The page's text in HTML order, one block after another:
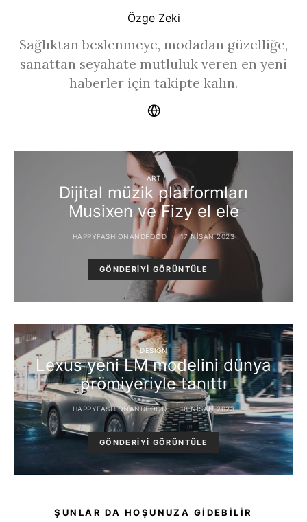
Özge Zeki
Sağlıktan beslenmeye, modadan güzelliğe,
sanattan seyahate mutluluk veren en yeni
haberler için takipte kalın.
ART
Dijital müzik platformları
Musixen ve Fizy el ele
HAPPYFASHIONANDFOOD 17 NISAN 2023
GÖNDERIYI GÖRÜNTÜLE
DESIGN
Lexus yeni LM modelini dünya
prömiyeriyle tanıttı
HAPPYFASHIONANDFOOD 18 NISAN 2023
GÖNDERIYI GÖRÜNTÜLE
ŞUNLAR DA HOŞUNUZA GIDEBILIR